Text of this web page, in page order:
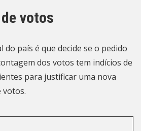
votos
país é que decide se o pedido
dos votos tem indícios de
para justificar uma nova
votos.